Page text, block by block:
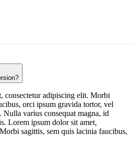
consectetur adipiscing elit. Morbi
orci ipsum gravida tortor, vel
varius consequat magna, id
Lorem ipsum dolor sit amet,
sagittis, sem quis lacinia faucibus,